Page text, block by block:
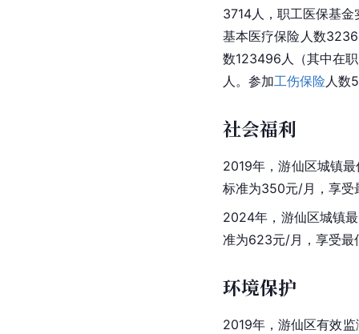
3714人，职工医保基
基本医疗保险人数
数123496人（其中在
人。参加工伤保险 人数
社会福利
2019年，游仙区城镇
标准为350元/月，享受
2024年，游仙区城镇
准为623元/月，享受最
环境保护
2019年，游仙区有效